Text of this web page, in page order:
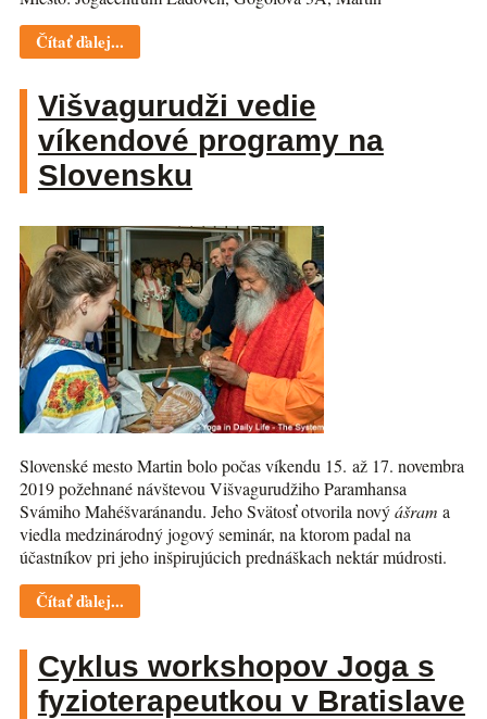
Čítať ďalej...
Višvagurudži vedie
víkendové programy na
Slovensku
Slovenské mesto Martin bolo počas víkendu 15. až 17. novembra
2019 požehnané návštevou Višvagurudžiho Paramhansa
Svámiho Mahéšvaránandu. Jeho Svätosť otvorila novýášram a
viedla medzinárodný jogový seminár, na ktorom padal na
účastníkov pri jeho inšpirujúcich prednáškach nektár múdrosti.
Čítať ďalej...
Cyklus workshopov Joga s
fyzioterapeutkou v Bratislave